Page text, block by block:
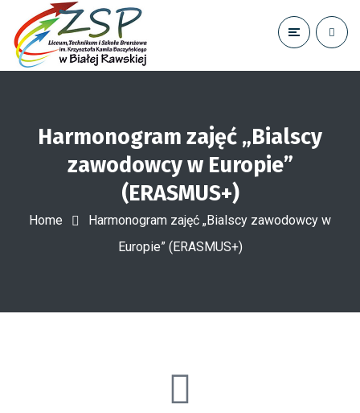
Harmonogram zajęć „Bialscy
zawodowcy w Europie”
(ERASMUS+)
Home
Harmonogram zajęć „Bialscy zawodowcy w
Europie” (ERASMUS+)